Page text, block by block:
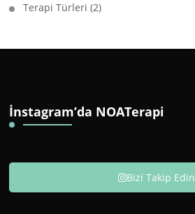
Terapi Türleri (2)
İnstagram’da NOATerapi
Bizi Takip Edin